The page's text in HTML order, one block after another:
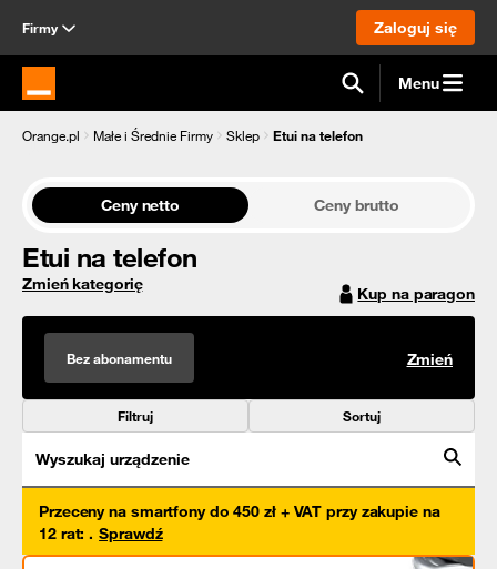
Firmy Zaloguj się
Strona główna Orange.pl Menu
Orange.pl Małe i Średnie Firmy Sklep Etui na telefon
Ceny netto Ceny brutto
Etui na telefon
Zmień kategorię Kup na paragon
Bez abonamentu Zmień
Filtruj Sortuj
Wyszukaj urządzenie
Przeceny na smartfony do 450 zł + VAT przy zakupie na
12 rat: . Sprawdź